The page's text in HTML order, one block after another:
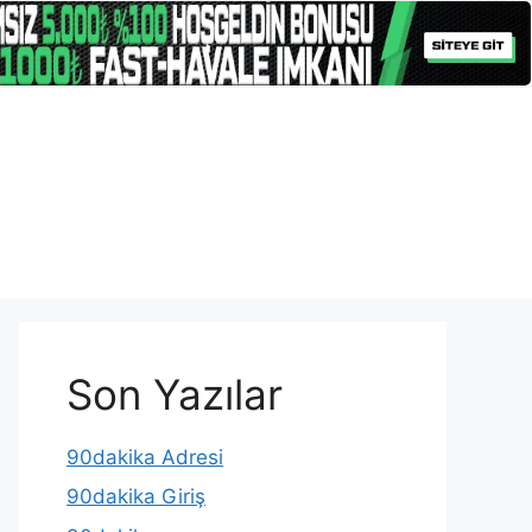
Son Yazılar
90dakika Adresi
90dakika Giriş